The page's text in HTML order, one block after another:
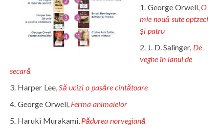
George Orwell,O
mie nouă sute optzeci
și patru
J. D. Salinger, De
veghe în lanul de
secară
Harper Lee,Să ucizi o pasăre cîntătoare
George Orwell, Ferma animalelor
Haruki Murakami, Pădurea norvegiană